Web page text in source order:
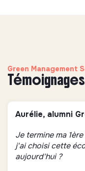
Green Management
Témoignages
Aurélie, alumni
Je termine ma
j'ai choisi cette
aujourd'hui ?